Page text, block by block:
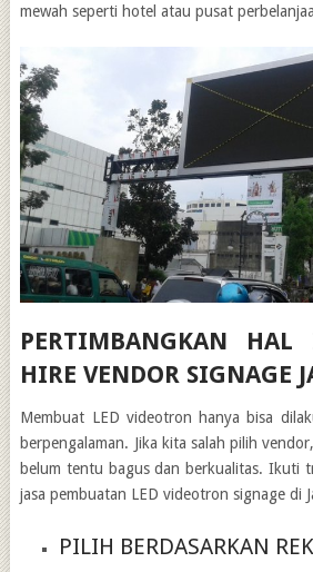
mewah seperti hotel atau pusat
PERTIMBANGKAN
HIRE VENDOR SIGNAGE
Membuat LED videotron hanya bisa
berpengalaman. Jika kita salah pilih
belum tentu bagus dan berkualitas. Ikuti
jasa pembuatan LED videotron signage di
PILIH BERDASARKAN